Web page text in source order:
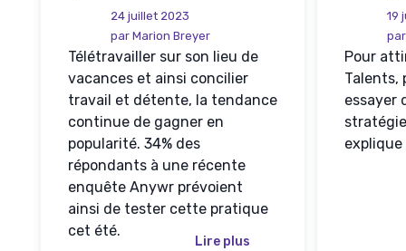
24 juillet 2023
par Marion Breyer
Télétravailler sur son lieu de
vacances et ainsi concilier
travail et détente, la tendance
continue de gagner en
popularité. 34% des
répondants à une récente
enquête Anywr prévoient
ainsi de tester cette pratique
cet été.
Lire plus
19
Pour
Talents,
essayer
stratégie